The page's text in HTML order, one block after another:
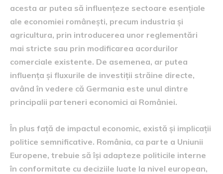
acesta ar putea să influențeze sectoare esențiale
ale economiei românești, precum industria și
agricultura, prin introducerea unor reglementări
mai stricte sau prin modificarea acordurilor
comerciale existente. De asemenea, ar putea
influența și fluxurile de investiții străine directe,
având în vedere că Germania este unul dintre
principalii parteneri economici ai României.
În plus față de impactul economic, există și implicații
politice semnificative. România, ca parte a Uniunii
Europene, trebuie să își adapteze politicile interne
în conformitate cu deciziile luate la nivel european,